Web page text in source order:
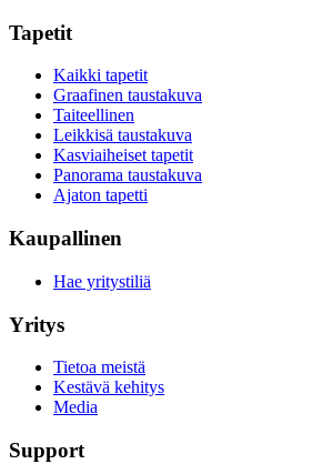
Tapetit
Kaikki tapetit
Graafinen taustakuva
Taiteellinen
Leikkisä taustakuva
Kasviaiheiset tapetit
Panorama taustakuva
Ajaton tapetti
Kaupallinen
Hae yritystiliä
Yritys
Tietoa meistä
Kestävä kehitys
Media
Support